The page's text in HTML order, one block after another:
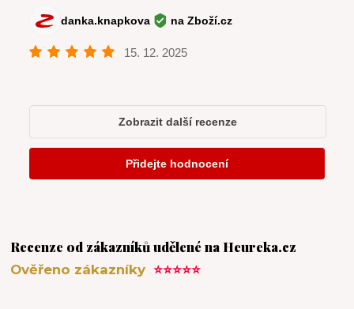
Recenze od zákazníků udělené na Heureka.cz
Ověřeno zákazníky⭐⭐⭐⭐⭐